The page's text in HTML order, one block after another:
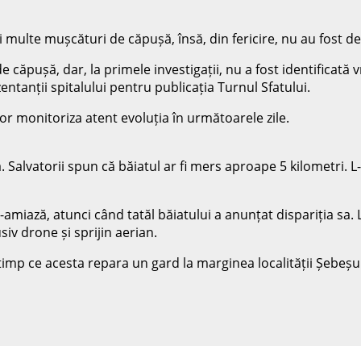
mușcături de căpușă, însă, din fericire, nu au fost
căpușă, dar, la primele investigații, nu a fost
spitalului pentru publicația Turnul Sfatului.
monitoriza atent evoluția în următoarele zile.
spun că băiatul ar fi mers aproape 5
atunci când tatăl băiatului a anunțat dispariția
drone și sprijin aerian.
ce acesta repara un gard la marginea localității